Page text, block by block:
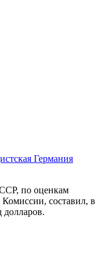
Германия
по оценкам
составил, в
долларов.